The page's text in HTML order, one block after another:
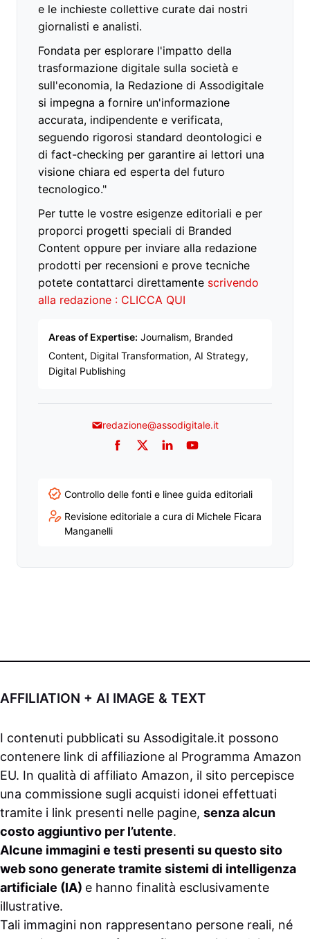
e le inchieste collettive curate dai nostri
giornalisti e analisti.
Fondata per esplorare l'impatto della
trasformazione digitale sulla società e
sull'economia, la Redazione di Assodigitale
si impegna a fornire un'informazione
accurata, indipendente e verificata,
seguendo rigorosi standard deontologici e
di fact-checking per garantire ai lettori una
visione chiara ed esperta del futuro
tecnologico."
Per tutte le vostre esigenze editoriali e per
proporci progetti speciali di Branded
Content oppure per inviare alla redazione
prodotti per recensioni e prove tecniche
potete contattarci direttamente scrivendo
alla redazione : CLICCA QUI
Areas of Expertise: Journalism, Branded
Content, Digital Transformation, AI Strategy,
Digital Publishing
redazione@assodigitale.it
Facebook
TwitterLinkedInYouTube
Controllo delle fonti e linee guida editoriali
Revisione editoriale a cura di Michele Ficara
Manganelli
AFFILIATION + AI IMAGE & TEXT
I contenuti pubblicati su Assodigitale.it possono
contenere link di affiliazione al Programma Amazon
EU. In qualità di affiliato Amazon, il sito percepisce
una commissione sugli acquisti idonei effettuati
tramite i link presenti nelle pagine, senza alcun
costo aggiuntivo per l’utente.
Alcune immagini e testi presenti su questo sito
web sono generate tramite sistemi di intelligenza
artificiale (IA) e hanno finalità esclusivamente
illustrative.
Tali immagini non rappresentano persone reali, né